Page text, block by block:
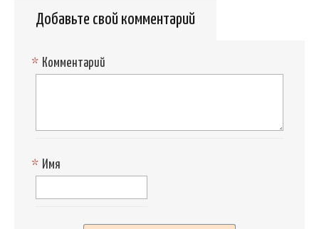
Добавьте свой комментарий
Комментарий
*
Имя
*